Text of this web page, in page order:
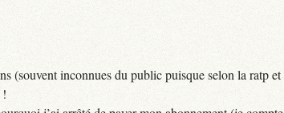
(souvent inconnues du public puisque selon la ratp et
!